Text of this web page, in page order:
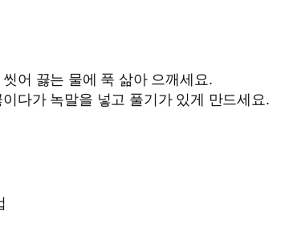
어 끓는 물에 푹 삶아 으깨세요.
다가 녹말을 넣고 풀기가 있게 만드세요.